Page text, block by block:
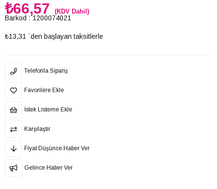
₺66,57 (KDV Dahil)
Barkod : 1200074021
₺13,31 `den başlayan taksitlerle
Telefonla Sipariş
Favorilere Ekle
İstek Listeme Ekle
Karşılaştır
Fiyat Düşünce Haber Ver
Gelince Haber Ver